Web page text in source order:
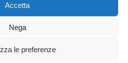
Accetta
Nega
le preferenze
policy